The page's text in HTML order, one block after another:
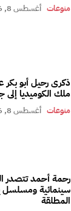
منوعات أغسطس 8, 2026
ذكرى رحيل أبو
ملك الكوميديا إلى
منوعات أغسطس 8, 2026
سينمائية ومسلسل
المطلقة